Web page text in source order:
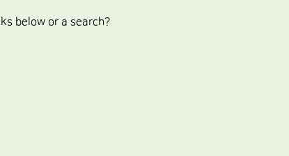
below or a search?